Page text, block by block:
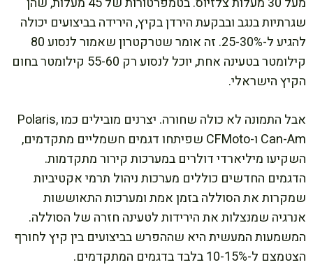
שגרתיות בנגב ובבקעת הירדן בקיץ, הירידה בביצועים יכולה
להגיע ל-25-30%. זה אומר שטרקטרון שאמור לנסוע 80
קילומטר בטעינה אחת, יוכל לנסוע רק 55-60 קילומטר בחום
הקיץ הישראלי.
אבל התמונה לא כולה שחורה. יצרנים מובילים כמו Polaris,
Can-Am ו-CFMoto שפיתחו דגמים חשמליים מתקדמים,
השקיעו מיליארדי דולרים במערכות קירור מתקדמות.
הדגמים החדשים כוללים מערכות ניהול תרמי אקטיביות
שמקרות את הסוללה בזמן אמת ומערכות התאוששות
אנרגיה שמנצלות את הירידות לטעינה חזרה של הסוללה.
המשמעות המעשית היא שההפרש בביצועים בין קיץ לחורף
הצטמצם ל-10-15% בלבד בדגמים המתקדמים.